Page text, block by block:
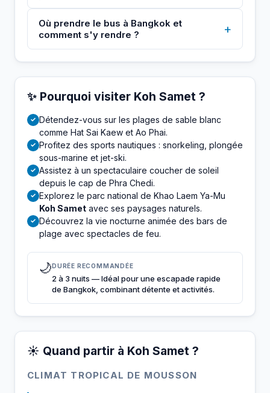
Où prendre le bus à Bangkok et
comment s'y rendre ?
+
✨ Pourquoi visiter Koh Samet ?
✓ Détendez-vous sur les plages de sable blanc
comme Hat Sai Kaew et Ao Phai.
✓ Profitez des sports nautiques : snorkeling, plongée
sous-marine et jet-ski.
✓ Assistez à un spectaculaire coucher de soleil
depuis le cap de Phra Chedi.
✓ Explorez le parc national de Khao Laem Ya-Mu
Koh Samet avec ses paysages naturels.
✓ Découvrez la vie nocturne animée des bars de
plage avec spectacles de feu.
🌙DURÉE RECOMMANDÉE
2 à 3 nuits — Idéal pour une escapade rapide
de Bangkok, combinant détente et activités.
☀️ Quand partir à Koh Samet ?
CLIMAT TROPICAL DE MOUSSON